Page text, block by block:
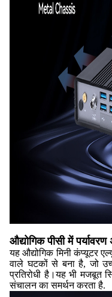
औद्योगिक पीसी में
यह औद्योगिक मिनी कंप्यूटर
वाले घटकों से बना है, जो
प्रतिरोधी है।यह भी मजबूत
संचालन का समर्थन करता है.